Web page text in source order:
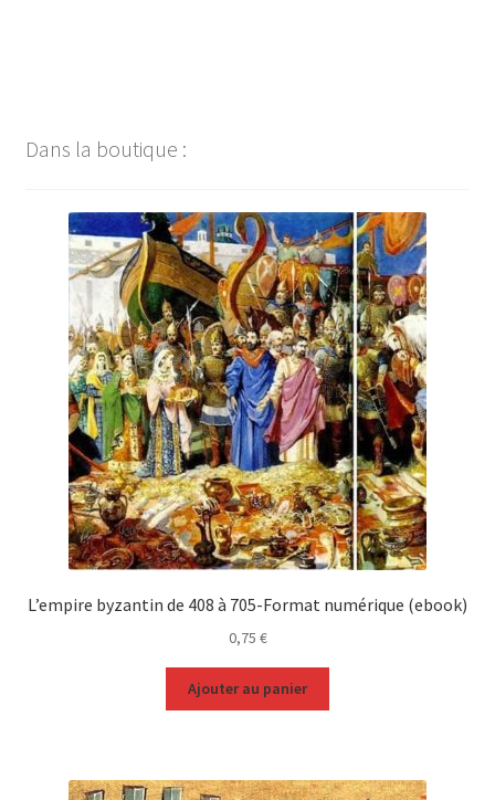
Dans la boutique :
L’empire byzantin de 408 à 705-Format numérique (ebook)
0,75 €
Ajouter au panier